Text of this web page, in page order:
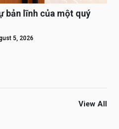
bản lĩnh của một quý
5, 2026
View All